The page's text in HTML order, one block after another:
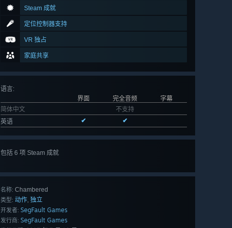
Steam 成就
定位控制器支持
VR 独占
家庭共享
语言:
界面
完全音频
字幕
简体中文
不支持
英语
✔ ✔
包括 6 项 Steam 成就
名称: Chambered
类型: 动作, 独立
开发者: SegFault Games
发行商: SegFault Games